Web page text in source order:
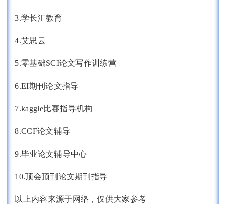
3.学长汇教育
4.艾思云
5.零基础SCI论文写作训练营
6.EI期刊论文指导
7.kaggle比赛指导机构
8.CCF论文辅导
9.毕业论文辅导中心
10.顶会顶刊论文期刊指导
以上内容来源于网络，仅供大家参考